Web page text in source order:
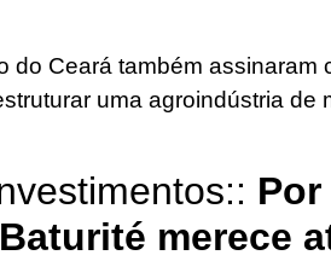
do Ceará também assinaram
uma agroindústria de
merece